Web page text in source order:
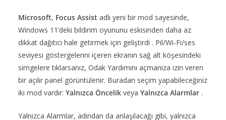
Microsoft, Focus Assist adlı yeni bir mod sayesinde,
Windows 11’deki bildirim oyununu eskisinden daha az
dikkat dağıtıcı hale getirmek için geliştirdi . Pil/Wi-Fi/ses
seviyesi göstergelerini içeren ekranın sağ alt köşesindeki
simgelere tıklarsanız, Odak Yardımını açmanıza izin veren
bir açılır panel görüntülenir. Buradan seçim yapabileceğiniz
iki mod vardır: Yalnızca Öncelik veya Yalnızca Alarmlar .
Yalnızca Alarmlar, adından da anlaşılacağı gibi, yalnızca